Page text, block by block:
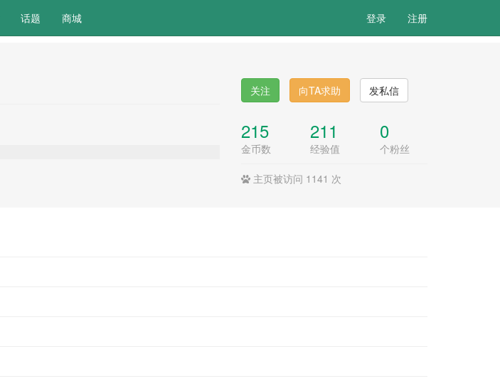
话题 商城 登录 注册
关注 向TA求助 发私信
215
金币数
211
经验值
0
个粉丝
主页被访问 1141 次